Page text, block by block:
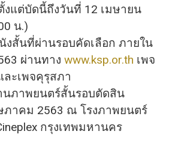
งแต่บัดนี้ถึงวันที่ 12 เมษายน
น.)
งสั้นที่ผ่านรอบคัดเลือก ภายใน
ผ่านทาง www.ksp.or.th เพจ
ละเพจคุรุสภา
นภาพยนตร์สั้นรอบตัดสิน
ภาคม 2563 ณ โรงภาพยนตร์
กรุงเทพมหานคร